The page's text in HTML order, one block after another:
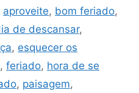
aproveite, bom feriado,
de descansar,
, esquecer os
, feriado, hora de se
, paisagem,